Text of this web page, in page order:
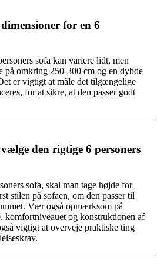
for en 6
sofa kan variere lidt, men
på omkring 250-300 cm og en dybde
er vigtigt at måle det tilgængelige
for at sikre, at den passer godt
den rigtige 6 personers
sofa, skal man tage højde for
stilen på sofaen, om den passer til
Vær også opmærksom på
komfortniveauet og konstruktionen af
vigtigt at overveje praktiske ting